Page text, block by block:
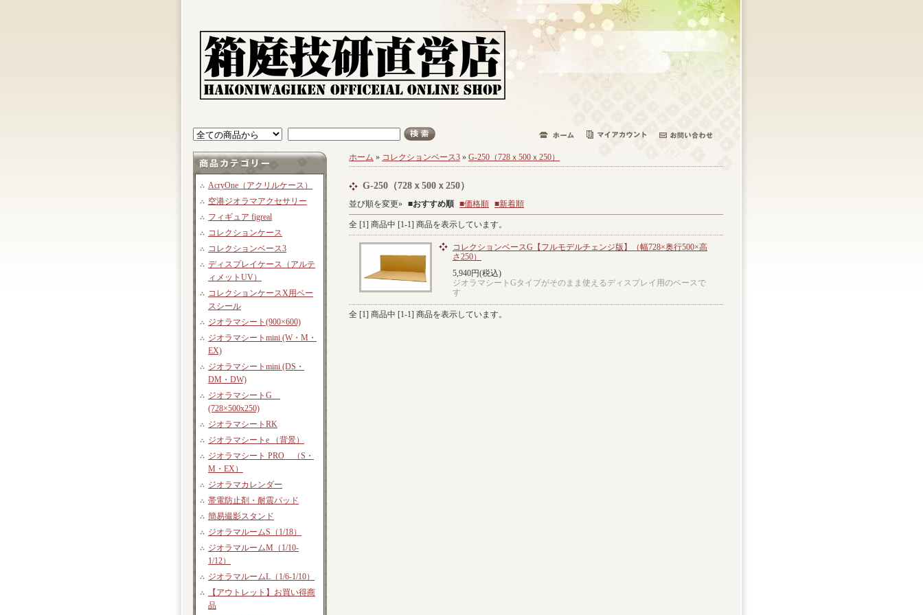
AcryOne（アクリルケース）
空港ジオラマアクセサリー
フィギュア figreal
コレクションケース
コレクションベース3
ディスプレイケース（アルテ
ィメットUV）
コレクションケースX用ベー
スシール
ジオラマシート(900×600)
ジオラマシートmini (W・M・
EX)
ジオラマシートmini (DS・
DM・DW)
ジオラマシートG
(728×500x250)
ジオラマシートRK
ジオラマシートe （背景）
ジオラマシート PRO （S・
M・EX）
ジオラマカレンダー
帯電防止剤・耐震パッド
簡易撮影スタンド
ジオラマルームS（1/18）
ジオラマルームM（1/10-
1/12）
ジオラマルームL（1/6-1/10）
【アウトレット】お買い得商
品
ホーム » コレクションベース3 » G-250（728ｘ500ｘ250）
G-250（728ｘ500ｘ250）
並び順を変更» ■おすすめ順 ■価格順 ■新着順
全 [1] 商品中 [1-1] 商品を表示しています。
コレクションベースG【フルモデルチェンジ版】（幅728×奥行500×高
さ250）
5,940円(税込)
ジオラマシートGタイプがそのまま使えるディスプレイ用のベースで
す
全 [1] 商品中 [1-1] 商品を表示しています。